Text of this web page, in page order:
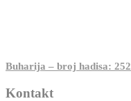
Buharija – broj hadisa: 252
Kontakt